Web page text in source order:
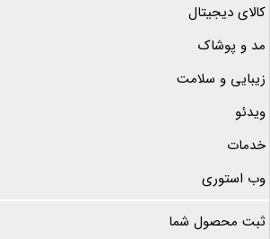
کالای دیجیتال
مد و پوشاک
زیبایی و سلامت
ویدئو
خدمات
وب استوری
ثبت محصول شما